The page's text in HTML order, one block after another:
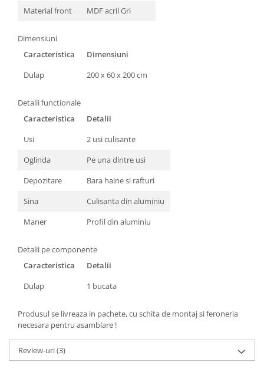
Material front
MDF acril Gri
Dimensiuni
Caracteristica
Dimensiuni
Dulap
200 x 60 x 200 cm
Detalii functionale
Caracteristica
Detalii
Usi
2 usi culisante
Oglinda
Pe una dintre usi
Depozitare
Bara haine si rafturi
Sina
Culisanta din aluminiu
Maner
Profil din aluminiu
Detalii pe componente
Caracteristica
Detalii
Dulap
1 bucata
Produsul se livreaza in pachete, cu schita de montaj si feroneria
necesara pentru asamblare !
Review-uri(3)